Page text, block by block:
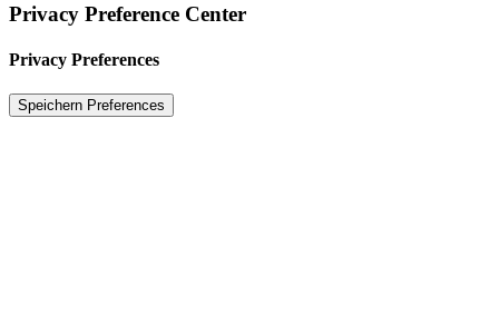
Privacy Preference Center
Privacy Preferences